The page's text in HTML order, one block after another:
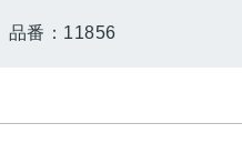
品番：11856